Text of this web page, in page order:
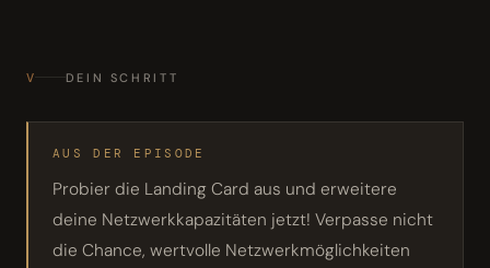
V DEIN SCHRITT
AUS DER EPISODE
Probier die Landing Card aus und erweitere
deine Netzwerkkapazitäten jetzt! Verpasse nicht
die Chance, wertvolle Netzwerkmöglichkeiten